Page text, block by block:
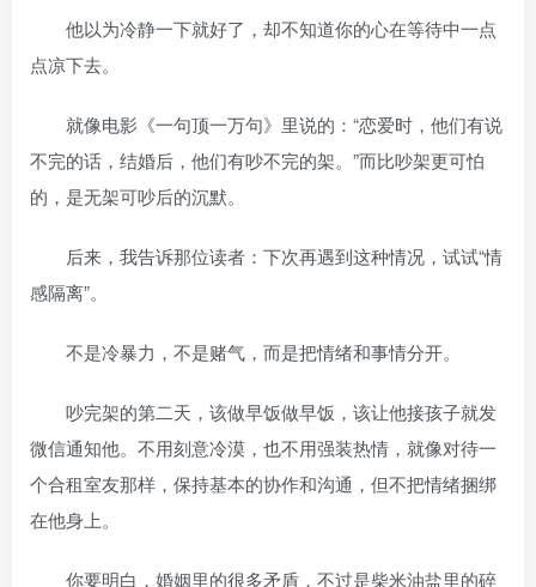
他以为冷静一下就好了，却不知道你的心在等待中一点
点凉下去。
就像电影《一句顶一万句》里说的：“恋爱时，他们有说
不完的话，结婚后，他们有吵不完的架。”而比吵架更可怕
的，是无架可吵后的沉默。
后来，我告诉那位读者：下次再遇到这种情况，试试“情
感隔离”。
不是冷暴力，不是赌气，而是把情绪和事情分开。
吵完架的第二天，该做早饭做早饭，该让他接孩子就发
微信通知他。不用刻意冷漠，也不用强装热情，就像对待一
个合租室友那样，保持基本的协作和沟通，但不把情绪捆绑
在他身上。
你要明白，婚姻里的很多矛盾，不过是柴米油盐里的碎